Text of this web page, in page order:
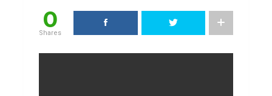
0
Shares